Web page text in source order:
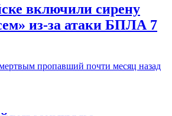
включили сирену
из-за атаки БПЛА 7